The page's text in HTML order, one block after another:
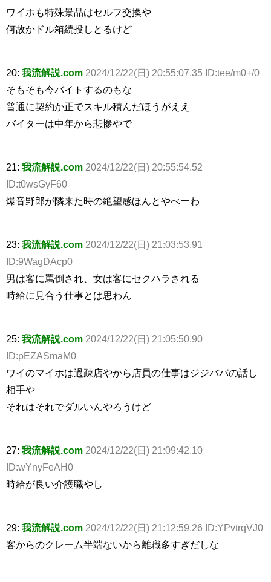
ワイホも特殊景品はセルフ交換や
何故かドル箱続投しとるけど
20: 我流解説.com 2024/12/22(日) 20:55:07.35 ID:tee/m0+/0
そもそも今バイトするのもな
普通に契約か正でスキル積んだほうがええ
バイターは中年から悲惨やで
21: 我流解説.com 2024/12/22(日) 20:55:54.52
ID:t0wsGyF60
爆音野郎が隣来た時の絶望感ほんとやべーわ
23: 我流解説.com 2024/12/22(日) 21:03:53.91
ID:9WagDAcp0
男は客に罵倒され、女は客にセクハラされる
時給に見合う仕事とは思わん
25: 我流解説.com 2024/12/22(日) 21:05:50.90
ID:pEZASmaM0
ワイのマイホは過疎店やから店員の仕事はジジババの話し
相手や
それはそれでダルいんやろうけど
27: 我流解説.com 2024/12/22(日) 21:09:42.10
ID:wYnyFeAH0
時給が良い介護職やし
29: 我流解説.com 2024/12/22(日) 21:12:59.26 ID:YPvtrqVJ0
客からのクレーム半端ないから離職多すぎだしな